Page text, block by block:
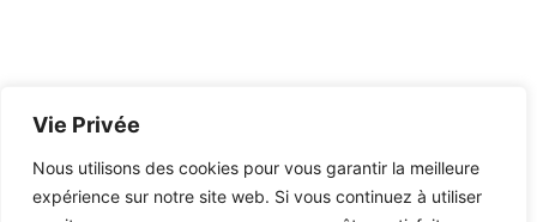
Vie Privée
Nous utilisons des cookies pour vous garantir la meilleure
expérience sur notre site web. Si vous continuez à utiliser